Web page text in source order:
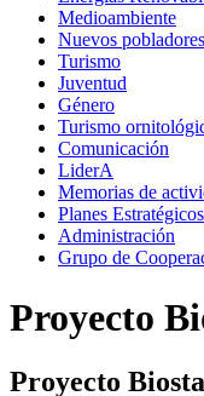
Medioambiente
Nuevos pobladores
Turismo
Juventud
Género
Turismo
Comunicación
LiderA
Memorias de
Planes Estratégicos
Administración
Grupo de
Proyecto
Proyecto